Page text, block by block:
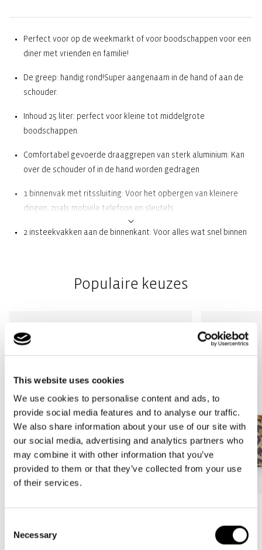
This website uses cookies
We use cookies to personalise content and ads, to
provide social media features and to analyse our traffic.
We also share information about your use of our site with
our social media, advertising and analytics partners who
may combine it with other information that you’ve
provided to them or that they’ve collected from your use
of their services.
Selection
Necessary
Perfect voor op de weekmarkt of voor boodschappen voor een
diner met vrienden en familie!
De greep: handig rond!Super aangenaam in de hand of aan de
schouder.
Inhoud 25 liter: perfect voor kleine tot middelgrote
boodschappen.
Comfortabel gevoerde draaggrepen van sterk aluminium: Kan
over de schouder of in de hand worden gedragen
1 binnenvak met ritssluiting: Voor het opbergen van kleinere
dingen, zoals mobiele telefoon en sleutels
2 insteekvakken aan de binnenkant: Voor alles wat snel binnen
Stevige bodem met poten voor 100% bodemvrijheid: Voor
Populaire keuzes
leo macchiato
carrybag XS
leo macchiato